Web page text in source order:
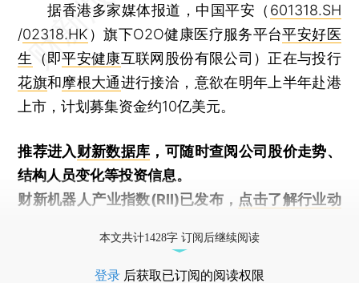
据香港多家媒体报道，中国平安（ 601318.SH
/02318.HK ）旗下O2O健康医疗服务平台平安好医
生
（即平安健康互联网股份有限公司）正在与投行
花旗和摩根大通进行接洽，意欲在明年上半年赴港
上市，计划募集资金约10亿美元。
推荐进入财新数据库 ，可随时查阅公司股价走势、
结构人员变化等投资信息。
财新机器人产业指数(RII)已发布， 点击了解行业动
本文共计1428字 订阅后继续阅读
登录 后获取已订阅的阅读权限